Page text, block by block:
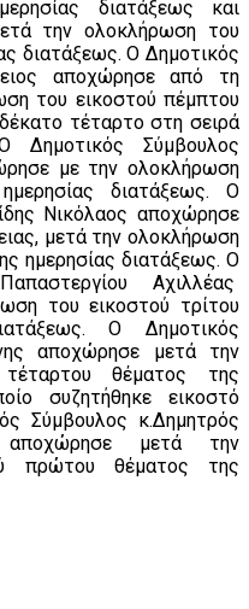
διατάξεως και
την ολοκλήρωση του
διατάξεως. Ο Δημοτικός
αποχώρησε από τη
του εικοστού πέμπτου
τέταρτο στη σειρά
Δημοτικός Σύμβουλος
με την ολοκλήρωση
διατάξεως. Ο
Νικόλαος αποχώρησε
μετά την ολοκλήρωση
ημερησίας διατάξεως. Ο
Αχιλλέας
του εικοστού τρίτου
Ο Δημοτικός
αποχώρησε μετά την
θέματος της
συζητήθηκε εικοστό
Σύμβουλος κ.Δημητρός
αποχώρησε μετά την
πρώτου θέματος της